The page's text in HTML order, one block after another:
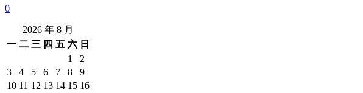
0
2026 年 8 月
一 二 三 四 五 六 日
1
2
3
4 5 6 7 8
9
10 11 12 13 14 15 16